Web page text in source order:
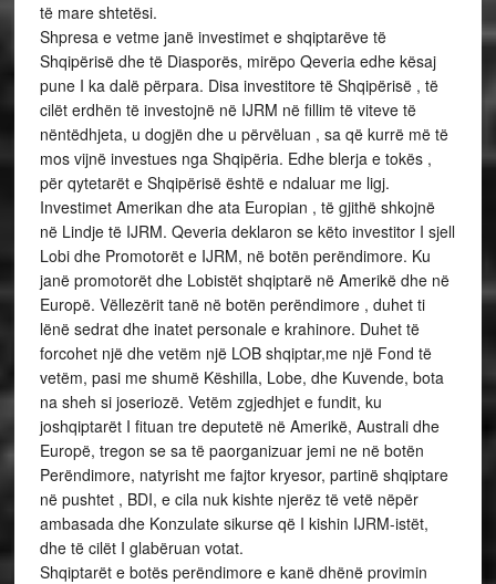
të mare shtetësi.
Shpresa e vetme janë investimet e shqiptarëve të
Shqipërisë dhe të Diasporës, mirëpo Qeveria edhe kësaj
pune I ka dalë përpara. Disa investitore të Shqipërisë , të
cilët erdhën të investojnë në IJRM në fillim të viteve të
nëntëdhjeta, u dogjën dhe u përvëluan , sa që kurrë më të
mos vijnë investues nga Shqipëria. Edhe blerja e tokës ,
për qytetarët e Shqipërisë është e ndaluar me ligj.
Investimet Amerikan dhe ata Europian , të gjithë shkojnë
në Lindje të IJRM. Qeveria deklaron se këto investitor I sjell
Lobi dhe Promotorët e IJRM, në botën perëndimore. Ku
janë promotorët dhe Lobistët shqiptarë në Amerikë dhe në
Europë. Vëllezërit tanë në botën perëndimore , duhet ti
lënë sedrat dhe inatet personale e krahinore. Duhet të
forcohet një dhe vetëm një LOB shqiptar,me një Fond të
vetëm, pasi me shumë Këshilla, Lobe, dhe Kuvende, bota
na sheh si joseriozë. Vetëm zgjedhjet e fundit, ku
joshqiptarët I fituan tre deputetë në Amerikë, Australi dhe
Europë, tregon se sa të paorganizuar jemi ne në botën
Perëndimore, natyrisht me fajtor kryesor, partinë shqiptare
në pushtet , BDI, e cila nuk kishte njerëz të vetë nëpër
ambasada dhe Konzulate sikurse që I kishin IJRM-istët,
dhe të cilët I glabëruan votat.
Shqiptarët e botës perëndimore e kanë dhënë provimin